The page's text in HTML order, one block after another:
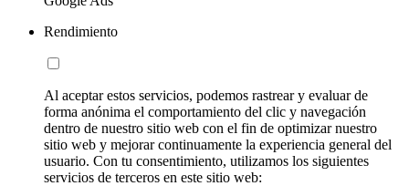
Rendimiento
Al aceptar estos servicios, podemos rastrear y evaluar de
forma anónima el comportamiento del clic y navegación
dentro de nuestro sitio web con el fin de optimizar nuestro
sitio web y mejorar continuamente la experiencia general del
usuario. Con tu consentimiento, utilizamos los siguientes
servicios de terceros en este sitio web: